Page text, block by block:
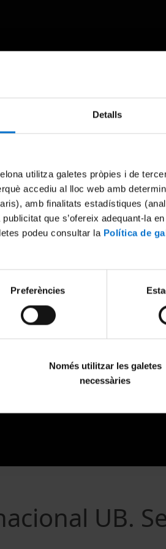
Detalls
utilitza galetes pròpies i de
accediu al lloc web amb
amb finalitats estadístiques
que s’ofereix adequant-la
podeu consultar la Política de
Preferències
Només utilitzar les galetes
necessàries
Something went wrong
Try again
UB.